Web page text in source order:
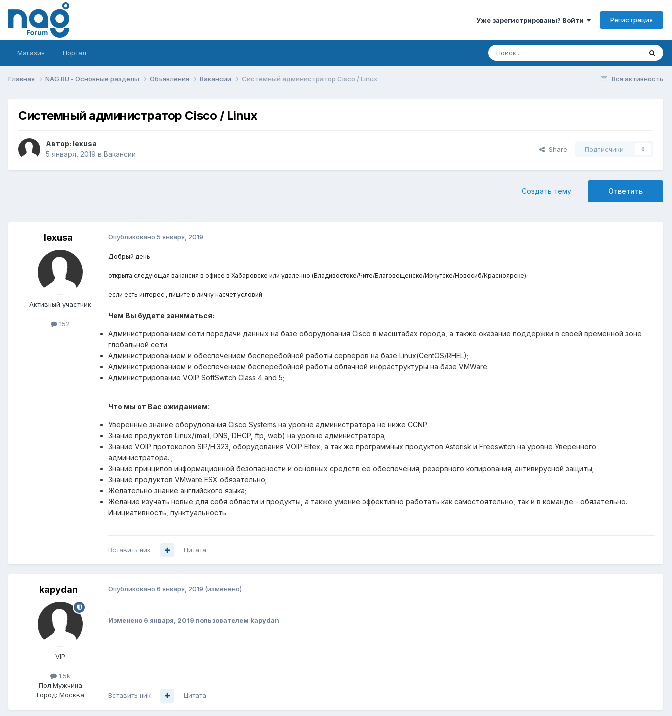
Уже зарегистрированы? Войти Регистрация
Магазин Портал
Вся активность
Главная NAG.RU - Основные разделы Объявления Вакансии Системный администратор Cisco / Linux
Системный администратор Cisco / Linux
Автор: lexusa
5 января, 2019 в Вакансии
Share Подписчики 0
Ответить
Создать тему
lexusa
Активный участник
152
Опубликовано 5 января, 2019
Добрый день
открыта следующая вакансия в офисе в Хабаровске или удаленно (Владивостоке/Чите/Благовещенске/Иркутске/Новосиб/Красноярске)
если есть интерес , пишите в личку насчет условий
Чем Вы будете заниматься:
Администрированием сети передачи данных на базе оборудования Cisco в масштабах города, а также оказание поддержки в своей временной зоне
глобальной сети
Администрированием и обеспечением бесперебойной работы серверов на базе Linux(CentOS/RHEL);
Администрированием и обеспечением бесперебойной работы облачной инфраструктуры на базе VMWare.
Администрирование VOIP SoftSwitch Class 4 and 5;
Что мы от Вас ожиданием:
Уверенные знание оборудования Cisco Systems на уровне администратора не ниже CCNP.
Знание продуктов Linux/(mail, DNS, DHCP, ftp, web) на уровне администратора;
Знание VOIP протоколов SIP/H.323, оборудования VOIP Eltex, а так же программных продуктов Asterisk и Freeswitch на уровне Уверенного
администратора. ;
Знание принципов информационной безопасности и основных средств еë обеспечения; резервного копирования; антивирусной защиты;
Знание продуктов VMware ESX обязательно;
Желательно знание английского языка;
Желание изучать новые для себя области и продукты, а также умение эффективно работать как самостоятельно, так и в команде - обязательно.
Инициативность, пунктуальность.
Вставить ник Цитата
kapydan
VIP
1.5k
Пол:Мужчина
Город: Москва
Опубликовано 6 января, 2019 (изменено)
.
Изменено 6 января, 2019 пользователем kapydan
Вставить ник Цитата